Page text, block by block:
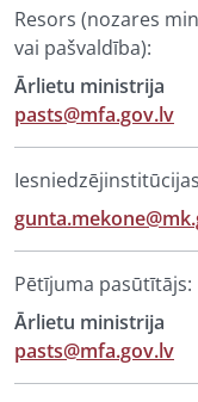
Resors (nozares
vai pašvaldība):
Ārlietu ministrija
pasts@mfa.gov.lv
Pētījuma pasūtītājs:
Ārlietu ministrija
pasts@mfa.gov.lv